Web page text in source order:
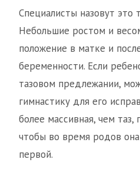
Специалисты назовут
Небольшие ростом и
положение в матке и
беременности. Если
тазовом предлежании,
гимнастику для его
более массивная, чем таз,
чтобы во время родов
первой.